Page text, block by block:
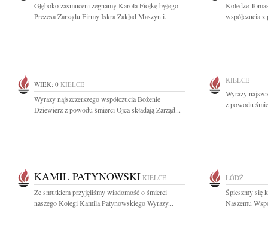
Głęboko zasmuceni żegnamy Karola Fiołkę byłego
Prezesa Zarządu Firmy Iskra Zakład Maszyn i...
Koledze
współczucia
WIEK: 0 KIELCE
Wyrazy najszczerszego współczucia Bożenie
Dziewierz z powodu śmierci Ojca składają Zarząd...
KIELCE
Wyrazy
z powodu
KAMIL PATYNOWSKI KIELCE
Ze smutkiem przyjęliśmy wiadomość o śmierci
naszego Kolegi Kamila Patynowskiego Wyrazy...
ŁÓDŹ
Śpieszmy się
Naszemu